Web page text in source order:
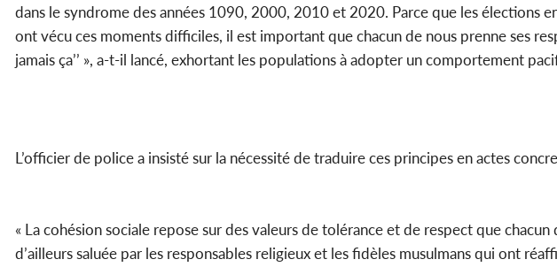
dans le syndrome des années 1090, 2000, 2010 et 2020. Parce que les élections
ont vécu ces moments difficiles, il est important que chacun de nous prenne ses
jamais ça’’ », a-t-il lancé, exhortant les populations à adopter un comportement
L’officier de police a insisté sur la nécessité de traduire ces principes en actes
« La cohésion sociale repose sur des valeurs de tolérance et de respect que
d’ailleurs saluée par les responsables religieux et les fidèles musulmans qui ont